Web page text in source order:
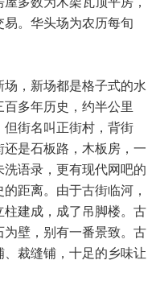
。华头场为农历每旬
，新场都是格子式的水
多年历史，约半公里
街名叫正街村，背街
是石板路，木板房，一
语录，更有现代网吧的
距离。由于古街临河，
建成，成了吊脚楼。古
壁，别有一番景致。古
裁缝铺，十足的乡味让